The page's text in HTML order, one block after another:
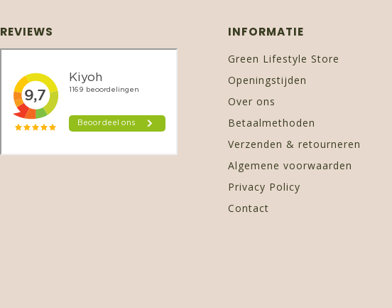
REVIEWS INFORMATIE
Green Lifestyle Store
Openingstijden
Over ons
Betaalmethoden
Verzenden & retourneren
Algemene voorwaarden
Privacy Policy
Contact